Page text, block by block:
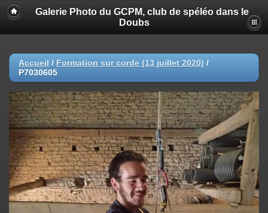
Galerie Photo du GCPM, club de spéléo dans le
Doubs
Accueil / Formation sur corde (13 juillet 2020) /
P7030605